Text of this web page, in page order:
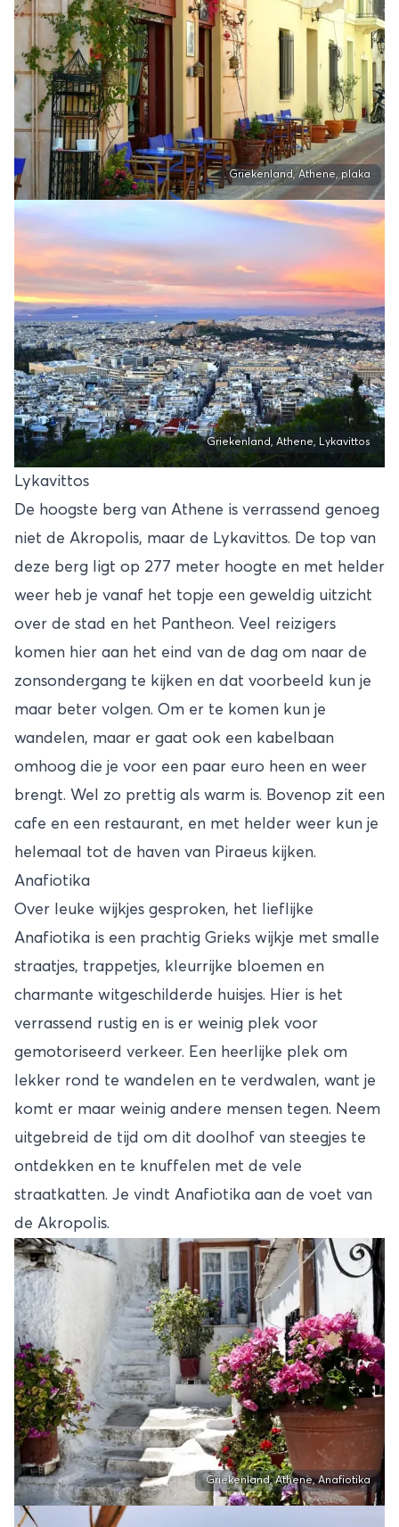
Griekenland, Athene, plaka
Griekenland, Athene, Lykavittos
Lykavittos
De hoogste berg van Athene is verrassend genoeg
niet de Akropolis, maar de Lykavittos. De top van
deze berg ligt op 277 meter hoogte en met helder
weer heb je vanaf het topje een geweldig uitzicht
over de stad en het Pantheon. Veel reizigers
komen hier aan het eind van de dag om naar de
zonsondergang te kijken en dat voorbeeld kun je
maar beter volgen. Om er te komen kun je
wandelen, maar er gaat ook een kabelbaan
omhoog die je voor een paar euro heen en weer
brengt. Wel zo prettig als warm is. Bovenop zit een
cafe en een restaurant, en met helder weer kun je
helemaal tot de haven van Piraeus kijken.
Anafiotika
Over leuke wijkjes gesproken, het lieflijke
Anafiotika is een prachtig Grieks wijkje met smalle
straatjes, trappetjes, kleurrijke bloemen en
charmante witgeschilderde huisjes. Hier is het
verrassend rustig en is er weinig plek voor
gemotoriseerd verkeer. Een heerlijke plek om
lekker rond te wandelen en te verdwalen, want je
komt er maar weinig andere mensen tegen. Neem
uitgebreid de tijd om dit doolhof van steegjes te
ontdekken en te knuffelen met de vele
straatkatten. Je vindt Anafiotika aan de voet van
de Akropolis.
Griekenland, Athene, Anafiotika